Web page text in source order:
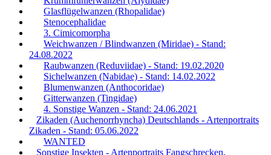
Glasflügelwanzen (Rhopalidae)
Stenocephalidae
3. Cimicomorpha
Weichwanzen / Blindwanzen (Miridae) - Stand:
24.08.2022
Raubwanzen (Reduviidae) - Stand: 19.02.2020
Sichelwanzen (Nabidae) - Stand: 14.02.2022
Blumenwanzen (Anthocoridae)
Gitterwanzen (Tingidae)
4. Sonstige Wanzen - Stand: 24.06.2021
Zikaden (Auchenorrhyncha) Deutschlands - Artenportraits
Zikaden - Stand: 05.06.2022
WANTED
Sonstige Insekten - Artenportraits Fangschrecken,